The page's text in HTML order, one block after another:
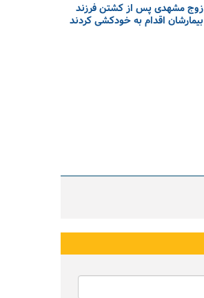
زوج مشهدی پس از کشتن فرزند
بیمارشان اقدام به خودکشی کردند